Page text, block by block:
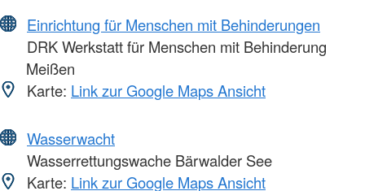
Einrichtung für Menschen mit Behinderungen
DRK Werkstatt für Menschen mit Behinderung
Meißen
Karte: Link zur Google Maps Ansicht
Wasserwacht
Wasserrettungswache Bärwalder See
Karte: Link zur Google Maps Ansicht